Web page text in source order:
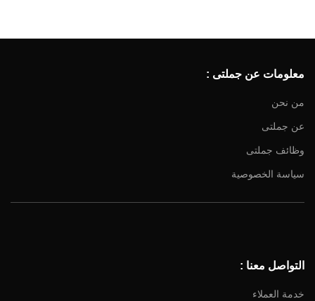
معلومات عن جملتى :
من نحن
عن جملتى
وظائف جملتى
سياسة الخصوصية
التواصل معنا :
خدمة العملاء
Facebook
YouTube
Email